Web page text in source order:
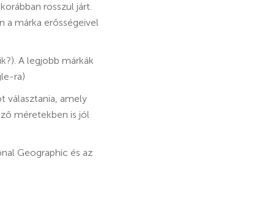
rosszul járt.
a márka erősségeivel
A legjobb márkák
ra)
választania, amely
méretekben is jól
Geographic és az